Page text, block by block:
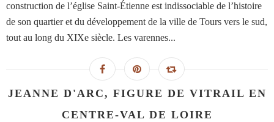
construction de l’église Saint-Étienne est indissociable de l’histoire
de son quartier et du développement de la ville de Tours vers le sud,
tout au long du XIXe siècle. Les varennes...
JEANNE D'ARC, FIGURE DE VITRAIL EN
CENTRE-VAL DE LOIRE